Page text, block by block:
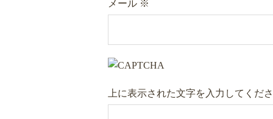
メール ※
上に表示された文字を入力してくださ